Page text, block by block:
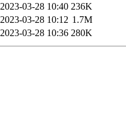
2023-03-28 10:40 236K
2023-03-28 10:12 1.7M
2023-03-28 10:36 280K